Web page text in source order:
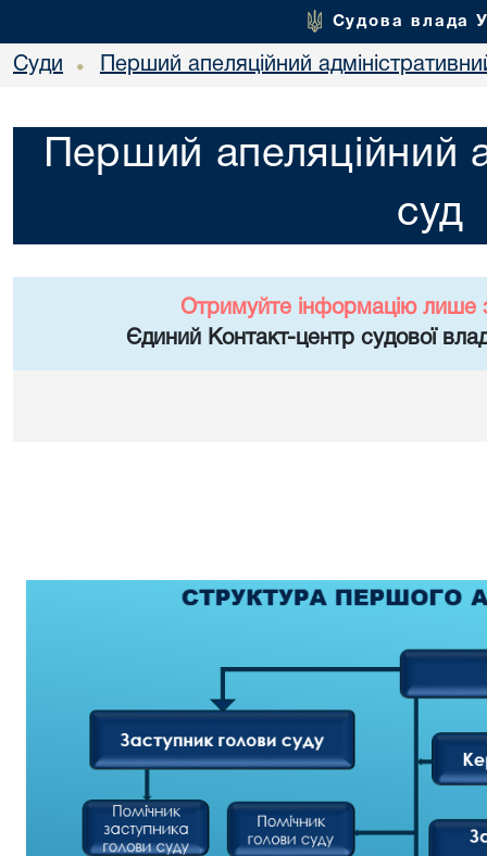
Судова влада
Суди • Перший апеляційний
Перший апеляційний
суд
Отримуйте інформацію лише
Єдиний Контакт-центр судової